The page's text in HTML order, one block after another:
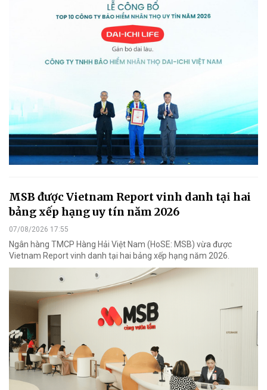
MSB được Vietnam Report vinh danh tại hai
bảng xếp hạng uy tín năm 2026
07/08/2026 17:55
Ngân hàng TMCP Hàng Hải Việt Nam (HoSE: MSB) vừa được
Vietnam Report vinh danh tại hai bảng xếp hạng năm 2026.